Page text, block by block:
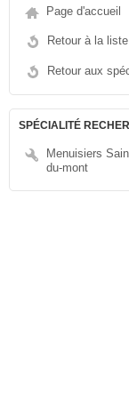
Page d'accueil
Retour à la liste
Retour aux
SPÉCIALITÉ
Menuisiers
du-mont